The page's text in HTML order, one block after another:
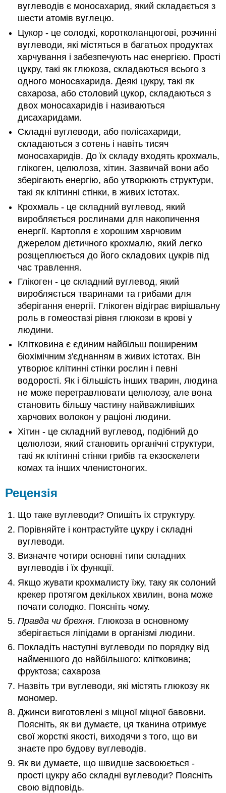
вуглеводів є моносахарид, який складається з
шести атомів вуглецю.
Цукор - це солодкі, коротколанцюгові, розчинні
вуглеводи, які містяться в багатьох продуктах
харчування і забезпечують нас енергією. Прості
цукру, такі як глюкоза, складаються всього з
одного моносахарида. Деякі цукру, такі як
сахароза, або столовий цукор, складаються з
двох моносахаридів і називаються
дисахаридами.
Складні вуглеводи, або полісахариди,
складаються з сотень і навіть тисяч
моносахаридів. До їх складу входять крохмаль,
глікоген, целюлоза, хітин. Зазвичай вони або
зберігають енергію, або утворюють структури,
такі як клітинні стінки, в живих істотах.
Крохмаль - це складний вуглевод, який
виробляється рослинами для накопичення
енергії. Картопля є хорошим харчовим
джерелом дієтичного крохмалю, який легко
розщеплюється до його складових цукрів під
час травлення.
Глікоген - це складний вуглевод, який
виробляється тваринами та грибами для
зберігання енергії. Глікоген відіграє вирішальну
роль в гомеостазі рівня глюкози в крові у
людини.
Клітковина є єдиним найбільш поширеним
біохімічним з'єднанням в живих істотах. Він
утворює клітинні стінки рослин і певні
водорості. Як і більшість інших тварин, людина
не може перетравлювати целюлозу, але вона
становить більшу частину найважливіших
харчових волокон у раціоні людини.
Хітин - це складний вуглевод, подібний до
целюлози, який становить органічні структури,
такі як клітинні стінки грибів та екзоскелети
комах та інших членистоногих.
Рецензія
Що таке вуглеводи? Опишіть їх структуру.
Порівняйте і контрастуйте цукру і складні
вуглеводи.
Визначте чотири основні типи складних
вуглеводів і їх функції.
Якщо жувати крохмалисту їжу, таку як солоний
крекер протягом декількох хвилин, вона може
почати солодко. Поясніть чому.
Правда чи брехня. Глюкоза в основному
зберігається ліпідами в організмі людини.
Покладіть наступні вуглеводи по порядку від
найменшого до найбільшого: клітковина;
фруктоза; сахароза
Назвіть три вуглеводи, які містять глюкозу як
мономер.
Джинси виготовлені з міцної міцної бавовни.
Поясніть, як ви думаєте, ця тканина отримує
свої жорсткі якості, виходячи з того, що ви
знаєте про будову вуглеводів.
Як ви думаєте, що швидше засвоюється -
прості цукру або складні вуглеводи? Поясніть
свою відповідь.